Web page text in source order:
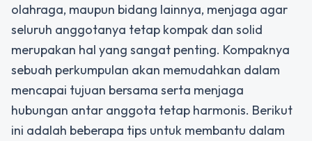
olahraga, maupun bidang lainnya, menjaga agar
seluruh anggotanya tetap kompak dan solid
merupakan hal yang sangat penting. Kompaknya
sebuah perkumpulan akan memudahkan dalam
mencapai tujuan bersama serta menjaga
hubungan antar anggota tetap harmonis. Berikut
ini adalah beberapa tips untuk membantu dalam